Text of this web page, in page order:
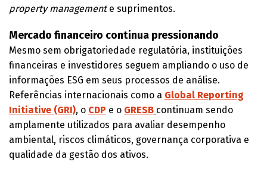
property managemente suprimentos.
Mercado financeiro continua pressionando
Mesmo sem obrigatoriedade regulatória, instituições
financeiras e investidores seguem ampliando o uso de
informações ESG em seus processos de análise.
Referências internacionais como a Global Reporting
Initiative (GRI), o CDP e o GRESB continuam sendo
amplamente utilizados para avaliar desempenho
ambiental, riscos climáticos, governança corporativa e
qualidade da gestão dos ativos.